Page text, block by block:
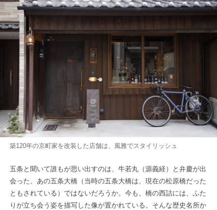
築120年の京町家を改装した店舗は、風雅でスタイリッシュ
五条と聞いて誰もが思い出すのは、牛若丸（源義経）と弁慶が出
会った、あの五条大橋（当時の五条大橋は、現在の松原橋だった
ともされている）ではないだろうか。今も、橋の西詰には、ふた
りが立ち会う姿を描写した像が置かれている。そんな歴史名所か